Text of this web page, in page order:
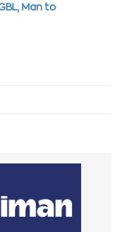
Μan to